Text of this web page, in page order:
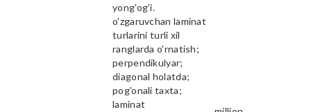
yong'og'i.
o'zgaruvchan laminat
turlarini turli xil
ranglarda o'rnatish;
perpendikulyar;
diagonal holatda;
pog'onali taxta;
laminat